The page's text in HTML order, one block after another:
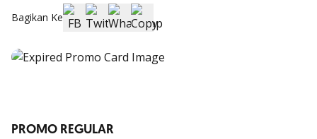
Bagikan Ke
PROMO REGULAR